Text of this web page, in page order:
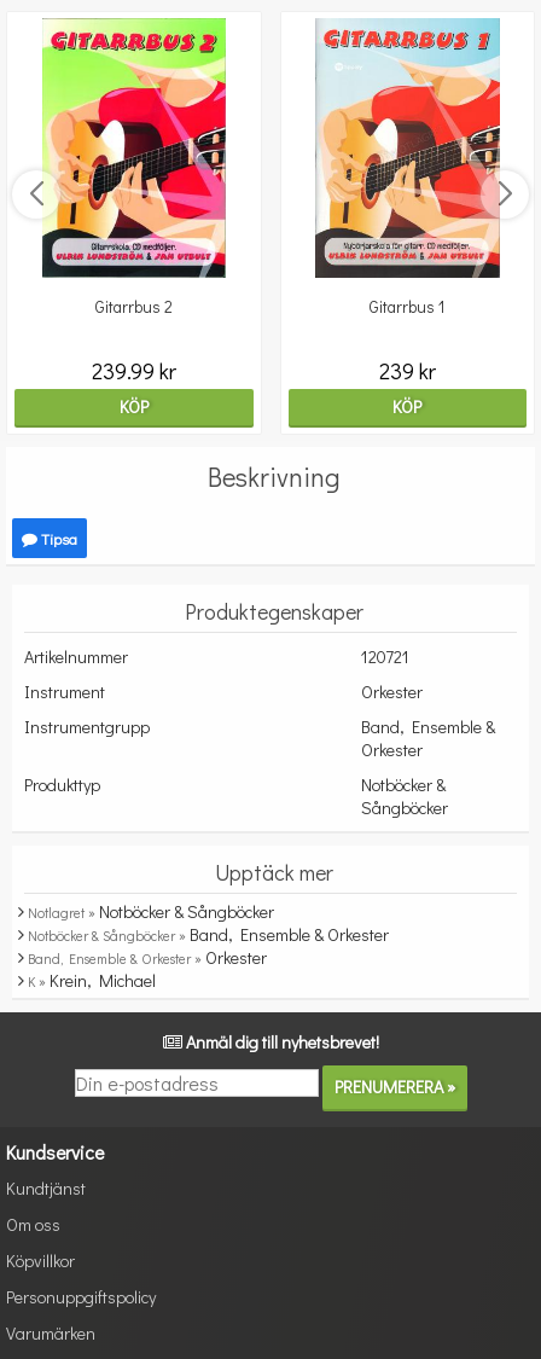
Gitarrbus 2
239.99 kr
KÖP
Gitarrbus 1
239 kr
KÖP
Beskrivning
Tipsa
Produktegenskaper
Artikelnummer
120721
Instrument
Orkester
Instrumentgrupp
Band, Ensemble &
Orkester
Produkttyp
Notböcker &
Sångböcker
Upptäck mer
Notlagret » Notböcker & Sångböcker
Notböcker & Sångböcker » Band, Ensemble & Orkester
Band, Ensemble & Orkester » Orkester
K » Krein, Michael
Anmäl dig till nyhetsbrevet!
Kundservice
Kundtjänst
Om oss
Köpvillkor
Personuppgiftspolicy
Varumärken